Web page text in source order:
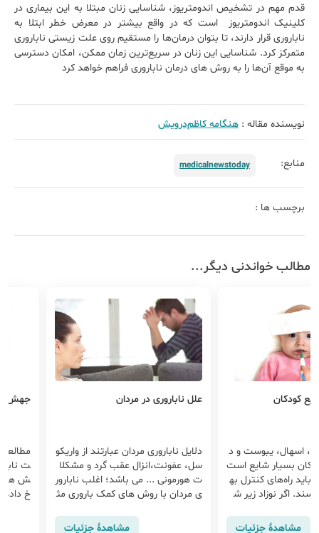
قدم مهم در تشخیص اندومتریوز، شناسایی زنان مبتلا به این بیماری در
کلینیک اندومتریوز است که در واقع بیشتر در معرض خطر ابتلا به
ناباروری قرار دارند، تا بتوان درمان‌ها را مستقیم روی علت زیستی ناباروری
متمرکز کرد. شناسایی این زنان در سریع‌ترین زمان ممکن، امکان دسترسی
به موقع آن‌ها را به روش های درمان ناباروری فراهم خواهد کرد
نویسنده مقاله : هنگامه کاظم‌درویش
منابع: medicalnewstoday
برچسب ها :
مطالب خواندنی دیگر...
کودکان
اسهال، یبوست و د
بسیار شایع است
باید راه‌های کنترل به
اگر نوزاد زیر ش
نشانه‌های مختلف از
مشاهدهٔ جزئیات
علل ناباروری در مردان
دلایل ناباروری مردان عبارتند از واریکو
سل، عفونت،انزال عقب گرد و مشکلا
ت هورمونی ... می باشد؛ اغلب نابارور
ی مردان با روش های کمک باروری مث
مشاهدهٔ جزئیات
ت
ش
خ داده